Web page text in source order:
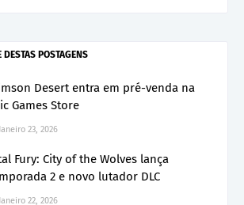
DESTAS POSTAGENS
Desert entra em pré-venda na
Games Store
Janeiro 23, 2026
Fury: City of the Wolves lança
2 e novo lutador DLC
Janeiro 22, 2026